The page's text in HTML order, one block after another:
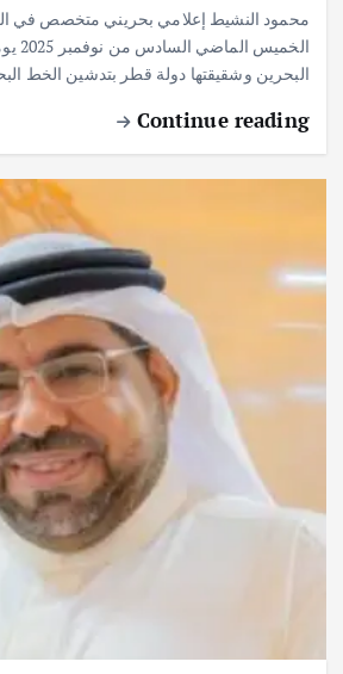
محمود النشيط إعلامي بحريني متخصص في
البحرين وشقيقتها دولة قطر بتدشين الخط
Continue reading